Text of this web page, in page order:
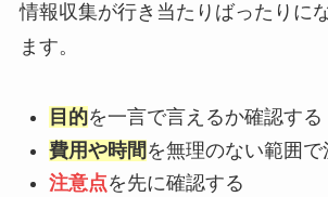
情報収集が行き当たりばったりに
ます。
目的を一言で言えるか確認する
費用や時間 を無理のない範囲で
注意点を先に確認する